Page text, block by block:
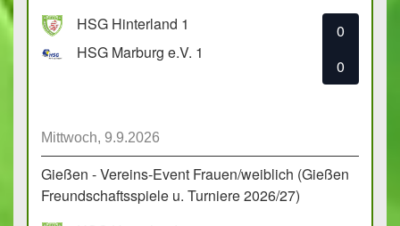
HSG Hinterland 1
HSG Marburg e.V. 1
0
0
Mittwoch, 9.9.2026
Gießen - Vereins-Event Frauen/weiblich (Gießen
Freundschaftsspiele u. Turniere 2026/27)